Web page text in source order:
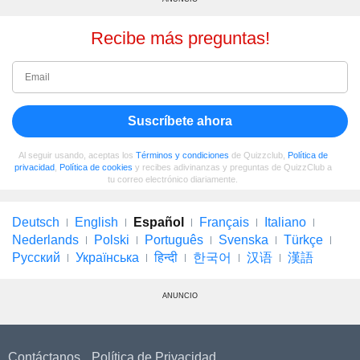
Recibe más preguntas!
Suscríbete ahora
Al seguir usando, aceptas los Términos y condiciones de Quizzclub, Política de
privacidad, Política de cookies y recibes adivinanzas y preguntas de QuizzClub a
tu correo electrónico diariamente.
Deutsch English Español Français
Italiano
Nederlands
Polski Português Svenska
Türkçe
Русский
Українська हिन्दी 한국어 汉语 漢語
ANUNCIO
Contáctanos Política de Privacidad